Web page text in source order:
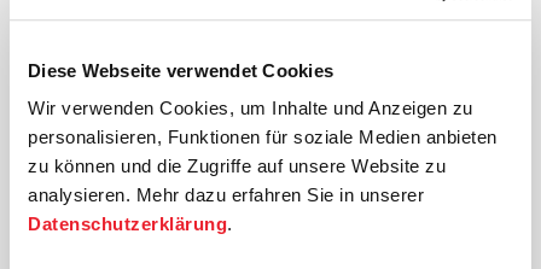
Diese Webseite verwendet Cookies
Wir verwenden Cookies, um Inhalte und Anzeigen zu
personalisieren, Funktionen für soziale Medien anbieten
zu können und die Zugriffe auf unsere Website zu
analysieren. Mehr dazu erfahren Sie in unserer
Datenschutzerklärung.
Järvi ist seit 2004 Künstlerischer Leiter der Deutschen
Kammer­philharmonie Bremen.
Einer der vielen Höhepunkte dieser Zusammenarbeit
waren die weltweit von Kritikern und Publikum
gefeierten Aufführungen des Beethoven-Zyklus, für die